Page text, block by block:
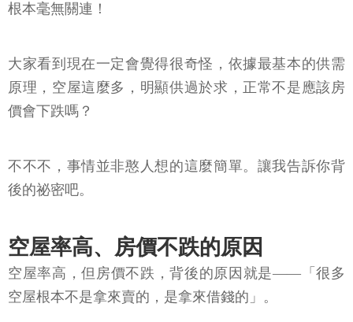
根本毫無關連！
大家看到現在一定會覺得很奇怪，依據最基本的供需
原理，空屋這麼多，明顯供過於求，正常不是應該房
價會下跌嗎？
不不不，事情並非憨人想的這麼簡單。讓我告訴你背
後的祕密吧。
空屋率高、房價不跌的原因
空屋率高，但房價不跌，背後的原因就是——「很多
空屋根本不是拿來賣的，是拿來借錢的」。